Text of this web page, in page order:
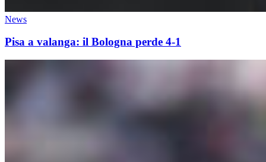
News
Pisa a valanga: il Bologna perde 4-1